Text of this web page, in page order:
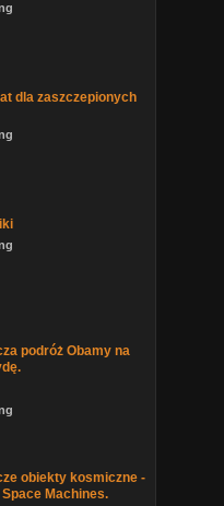
dla zaszczepionych
podróż Obamy na
obiekty kosmiczne -
Machines.